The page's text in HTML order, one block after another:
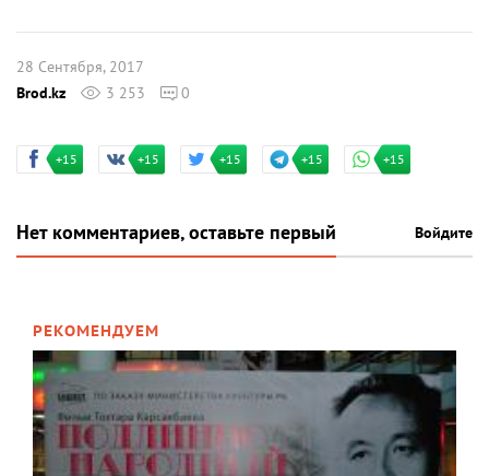
28 Сентября, 2017
Brod.kz
3 253 0
+15 +15 +15 +15 +15
Нет комментариев, оставьте первый Войдите
РЕКОМЕНДУЕМ